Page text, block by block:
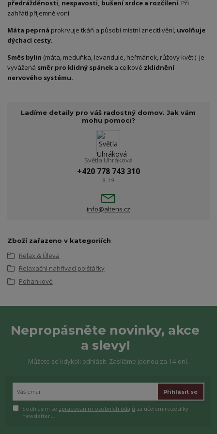
předrážděnosti, nespavosti, bušení srdce a rozčílení. Při
zahřátí příjemně voní.
Máta peprná prokrvuje tkáň a působí místní znecitlivění, uvolňuje
dýchací cesty.
Směs bylin (máta, meduňka, levandule, heřmánek, růžový květ ) je
vyvážená směr pro klidný spánek a celkové zklidnění
nervového systému.
Ladíme detaily pro váš radostný domov. Jak vám
mohu pomoci?
Světla Uhráková
+420 778 743 310
8-19
info@altens.cz
Zboží zařazeno v kategoriích
Relax & Úleva
Relaxační nahřívací polštářky
Pohankové
Nepropásněte novinky, akce
a slevy!
Můžete se kdykoli odhlásit. Zasíláme jednou za 14 dní.
Přihlásit se
Souhlasím se zpracováním osobních údajů za účelem rozesílky
newsletteru.